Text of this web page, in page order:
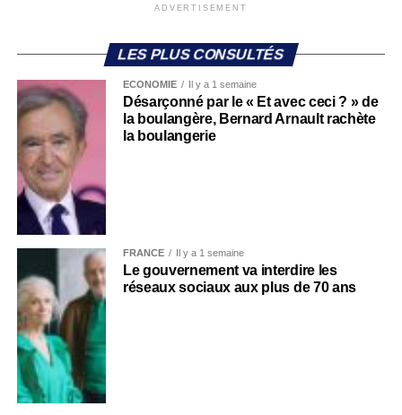
ADVERTISEMENT
LES PLUS CONSULTÉS
ECONOMIE Il y a 1 semaine
Désarçonné par le « Et avec ceci ? » de
la boulangère, Bernard Arnault rachète
la boulangerie
FRANCE Il y a 1 semaine
Le gouvernement va interdire les
réseaux sociaux aux plus de 70 ans